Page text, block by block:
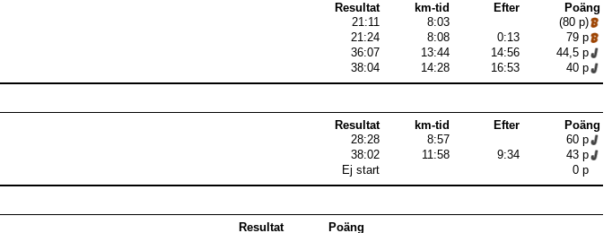
Resultat km-tid Efter
Poäng
21:11 8:03
(80 p)
21:24 8:08 0:13
79 p
36:07 13:44 14:56
44,5 p
38:04 14:28 16:53 40 p
Resultat km-tid Efter
Poäng
28:28 8:57
60 p
38:02 11:58 9:34
43 p
Ej start 0 p
Resultat Poäng